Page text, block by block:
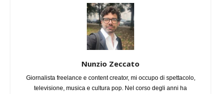
Nunzio Zeccato
Giornalista freelance e content creator, mi occupo di spettacolo,
televisione, musica e cultura pop. Nel corso degli anni ha